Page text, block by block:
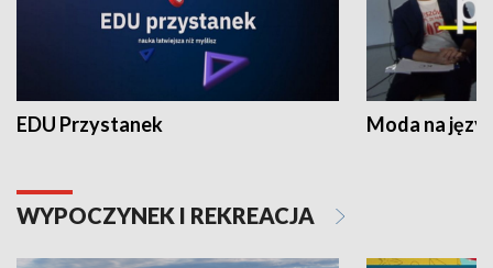
EDU Przystanek Moda na
WYPOCZYNEK I REKREACJA